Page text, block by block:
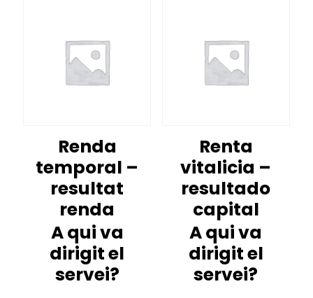
Renda
temporal –
resultat
renda
A qui va
dirigit el
servei?
Renta
vitalicia –
resultado
capital
A qui va
dirigit el
servei?